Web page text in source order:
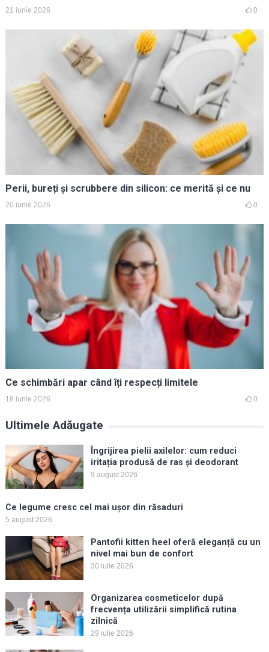
21 iunie 2026 0
Perii, bureți și scrubbere din silicon: ce merită și ce nu
20 iunie 2026 0
Ce schimbări apar când îți respecți limitele
18 iunie 2026 0
Ultimele Adăugate
Îngrijirea pielii axilelor: cum reduci
iritația produsă de ras și deodorant
9 august 2026
Ce legume cresc cel mai ușor din răsaduri
5 august 2026
Pantofii kitten heel oferă eleganță cu un
nivel mai bun de confort
30 iulie 2026
Organizarea cosmeticelor după
frecvența utilizării simplifică rutina
zilnică
29 iulie 2026